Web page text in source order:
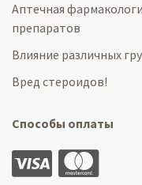
Аптечная
препаратов
Влияние различных
Вред стероидов!
Способы оплаты